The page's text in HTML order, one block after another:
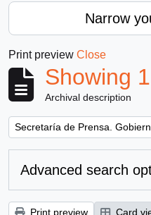
Narrow
Print preview Close
Showing
Archival description
Remove filter:
Secretaría de Prensa.
Advanced search
Print preview Card